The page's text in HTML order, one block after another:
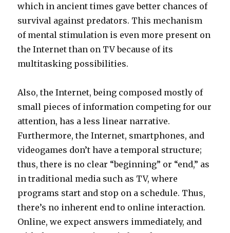
which in ancient times gave better chances of
survival against predators. This mechanism
of mental stimulation is even more present on
the Internet than on TV because of its
multitasking possibilities.
Also, the Internet, being composed mostly of
small pieces of information competing for our
attention, has a less linear narrative.
Furthermore, the Internet, smartphones, and
videogames don’t have a temporal structure;
thus, there is no clear “beginning” or “end,” as
in traditional media such as TV, where
programs start and stop on a schedule. Thus,
there’s no inherent end to online interaction.
Online, we expect answers immediately, and